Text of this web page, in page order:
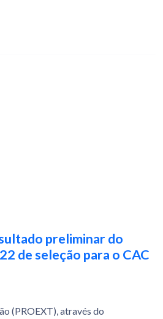
preliminar do
de seleção para o CAC
(PROEXT), através do